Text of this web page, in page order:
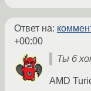
Ответ на:
+00:00
Ты б
AMD